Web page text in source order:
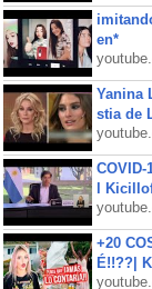
en*
Yanina
stia de
l
+20
É!!??|